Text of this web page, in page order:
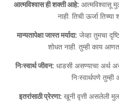
आत्मविश्वास ही शक्ती आहे: आत्मविश्वासू
नाही. तिची ऊर्जा तिच्या
मान्यतापेक्षा जास्त मर्यादा: जेव्हा तुमचा
शोधत नाही. तुम्ही काय
निःस्वार्थ जीवन: धाडसी असण्याचा अर्थ
निःस्वार्थपणे
इतरांसाठी प्रेरणा: खूनी वृत्ती असलेली